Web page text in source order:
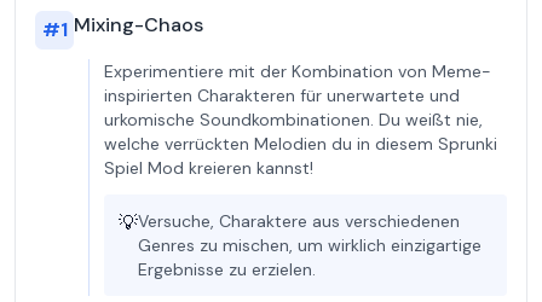
#1 Mixing-Chaos
Experimentiere mit der Kombination von Meme-
inspirierten Charakteren für unerwartete und
urkomische Soundkombinationen. Du weißt nie,
welche verrückten Melodien du in diesem Sprunki
Spiel Mod kreieren kannst!
💡Versuche, Charaktere aus verschiedenen
Genres zu mischen, um wirklich einzigartige
Ergebnisse zu erzielen.